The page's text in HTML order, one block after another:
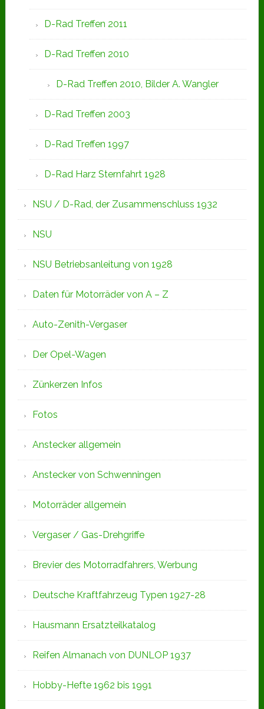
D-Rad Treffen 2011
D-Rad Treffen 2010
D-Rad Treffen 2010, Bilder A. Wangler
D-Rad Treffen 2003
D-Rad Treffen 1997
D-Rad Harz Sternfahrt 1928
NSU / D-Rad, der Zusammenschluss 1932
NSU
NSU Betriebsanleitung von 1928
Daten für Motorräder von A – Z
Auto-Zenith-Vergaser
Der Opel-Wagen
Zünkerzen Infos
Fotos
Anstecker allgemein
Anstecker von Schwenningen
Motorräder allgemein
Vergaser / Gas-Drehgriffe
Brevier des Motorradfahrers, Werbung
Deutsche Kraftfahrzeug Typen 1927-28
Hausmann Ersatzteilkatalog
Reifen Almanach von DUNLOP 1937
Hobby-Hefte 1962 bis 1991